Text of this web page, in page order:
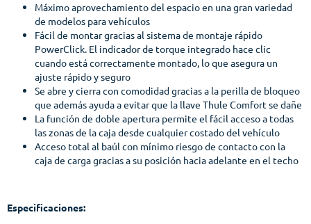
Máximo aprovechamiento del espacio en una gran variedad
de modelos para vehículos
Fácil de montar gracias al sistema de montaje rápido
PowerClick. El indicador de torque integrado hace clic
cuando está correctamente montado, lo que asegura un
ajuste rápido y seguro
Se abre y cierra con comodidad gracias a la perilla de bloqueo
que además ayuda a evitar que la llave Thule Comfort se dañe
La función de doble apertura permite el fácil acceso a todas
las zonas de la caja desde cualquier costado del vehículo
Acceso total al baúl con mínimo riesgo de contacto con la
caja de carga gracias a su posición hacia adelante en el techo
Especificaciones: